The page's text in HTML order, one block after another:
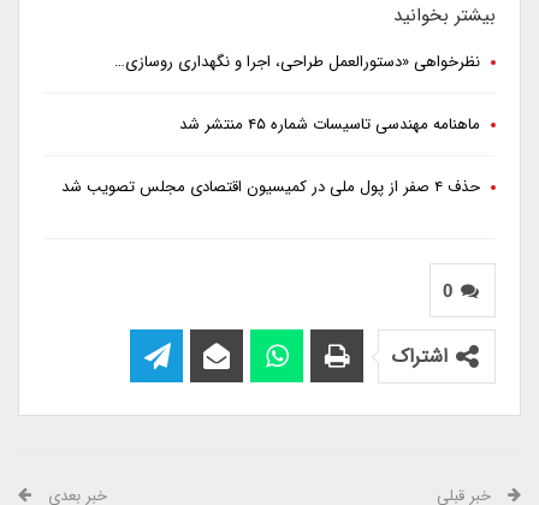
بیشتر بخوانید
نظرخواهی «دستورالعمل طراحی، اجرا و نگهداری روسازی…
ماهنامه مهندسی تاسیسات شماره ۴۵ منتشر شد
حذف ۴ صفر از پول ملی در کمیسیون اقتصادی مجلس تصویب شد
0
اشتراک
خبر قبلی خبر بعدی